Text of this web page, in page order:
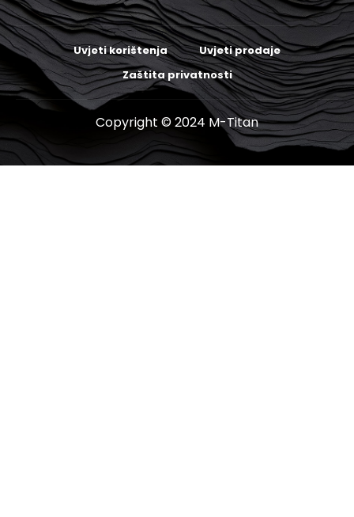
Uvjeti korištenja
Uvjeti prodaje
Zaštita privatnosti
Copyright © 2024 M-Titan